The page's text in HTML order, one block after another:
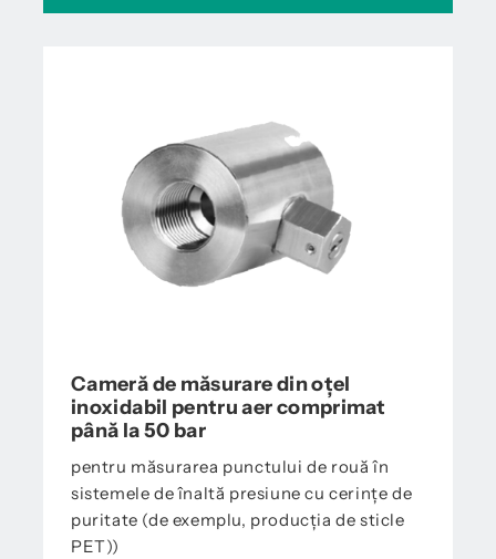
Cameră de măsurare din oțel
inoxidabil pentru aer comprimat
până la 50 bar
pentru măsurarea punctului de rouă în
sistemele de înaltă presiune cu cerințe de
puritate (de exemplu, producția de sticle
PET))